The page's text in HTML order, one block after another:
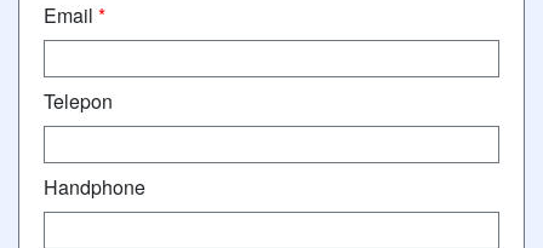
Email *
Telepon
Handphone